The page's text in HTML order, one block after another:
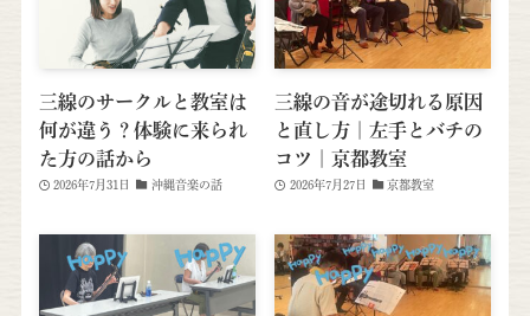
三線のサークルと教室は
何が違う？体験に来られ
た方の話から
2026年7月31日 沖縄音楽の話
三線の音が途切れる原因
と直し方｜左手とバチの
コツ｜京都教室
2026年7月27日 京都教室